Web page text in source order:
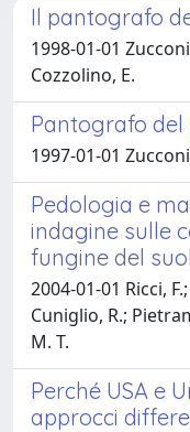
Il pantografo
1998-01-01
Cozzolino, E.
Pantografo del
1997-01-01
Pedologia e
indagine sulle
fungine del
2004-01-01 Ricci,
Cuniglio, R.;
M. T.
Perché USA e
approcci